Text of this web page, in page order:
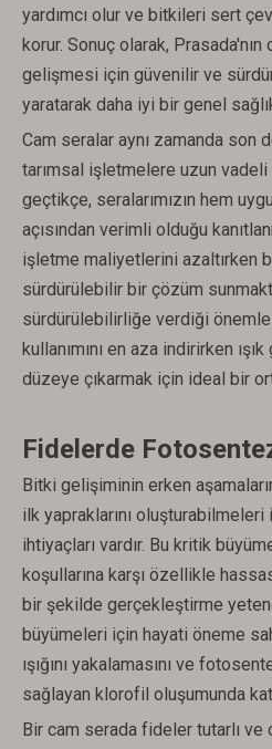
yardımcı olur ve bitkileri sert
korur. Sonuç olarak,
gelişmesi için güvenilir ve
yaratarak daha iyi bir genel
Cam seralar aynı zamanda son
tarımsal işletmelere uzun vadeli
geçtikçe, seralarımızın hem
açısından verimli olduğu
işletme maliyetlerini azaltırken
sürdürülebilir bir çözüm
sürdürülebilirliğe verdiği önemle
kullanımını en aza indirirken
düzeye çıkarmak için ideal bir
Fidelerde
Bitki gelişiminin erken
ilk yapraklarını oluşturabilmeleri
ihtiyaçları vardır. Bu kritik
koşullarına karşı özellikle
bir şekilde gerçekleştirme
büyümeleri için hayati öneme
ışığını yakalamasını ve
sağlayan klorofil oluşumunda
Bir cam serada fideler tutarlı ve